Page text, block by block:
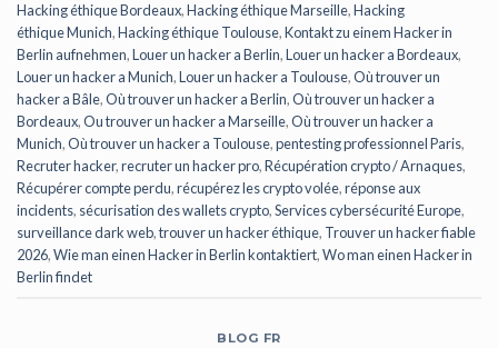
Hacking éthique Bordeaux,Hacking éthique Marseille,Hacking
éthique Munich,Hacking éthique Toulouse,Kontakt zu einem Hacker in
Berlin aufnehmen,Louer un hacker a Berlin,Louer un hacker a Bordeaux,
Louer un hacker a Munich,Louer un hacker a Toulouse,Où trouver un
hacker a Bâle,Où trouver un hacker a Berlin,Où trouver un hacker a
Bordeaux,Ou trouver un hacker a Marseille,Où trouver un hacker a
Munich,Où trouver un hacker a Toulouse,pentesting professionnel Paris,
Recruter hacker,recruter un hacker pro,Récupération crypto / Arnaques,
Récupérer compte perdu,récupérez les crypto volée,réponse aux
incidents, sécurisation des wallets crypto,Services cybersécurité Europe,
surveillance dark web,trouver un hacker éthique, Trouver un hacker fiable
2026,Wie man einen Hacker in Berlin kontaktiert,Wo man einen Hacker in
Berlin findet
BLOG FR